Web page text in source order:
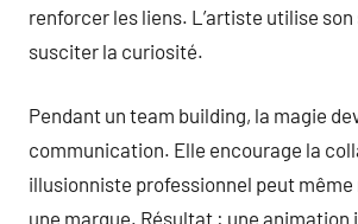
renforcer les liens. L’artiste utilise
susciter la curiosité.
Pendant un team building, la magie
communication. Elle encourage la
illusionniste professionnel peut
une marque. Résultat : une